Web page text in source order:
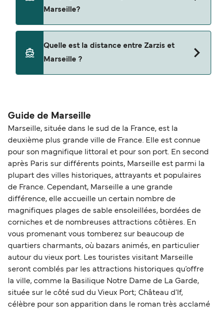
CTN Ferries
Marseille?
pas autorisés à bord pour les traversées entre
Quelle est la distance entre Zarzis et
Marseille ?
Guide de Marseille
Marseille, située dans le sud de la France, est la
deuxième plus grande ville de France. Elle est connue
pour son magnifique littoral et pour son port. En second
après Paris sur différents points, Marseille est parmi la
plupart des villes historiques, attrayants et populaires
de France. Cependant, Marseille a une grande
différence, elle accueille un certain nombre de
magnifiques plages de sable ensoleillées, bordées de
corniches et de nombreuses attractions côtières. En
vous promenant vous tomberez sur beaucoup de
quartiers charmants, où bazars animés, en particulier
autour du vieux port. Les touristes visitant Marseille
seront comblés par les attractions historiques qu'offre
la ville, comme la Basilique Notre Dame de La Garde,
située sur le côté sud du Vieux Port; Château d'If,
célèbre pour son apparition dans le roman très acclamé